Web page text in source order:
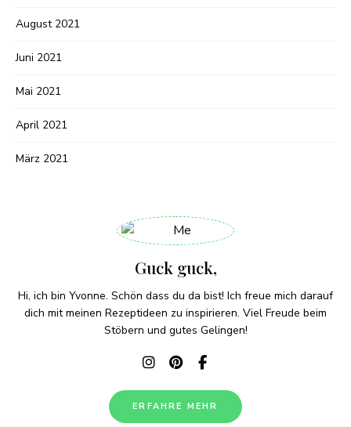
August 2021
Juni 2021
Mai 2021
April 2021
März 2021
Guck guck,
Hi, ich bin Yvonne. Schön dass du da bist! Ich freue mich darauf
dich mit meinen Rezeptideen zu inspirieren. Viel Freude beim
Stöbern und gutes Gelingen!
ERFAHRE MEHR